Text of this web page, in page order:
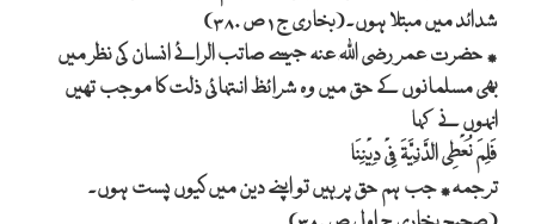
شدائد میں مبتلا ہوں۔(بخاری ج ۱ ص ۳۸۰)
٭ حضرت عمر رضی اللہ عنہ جیسے صاتب الرائے انسان کی نظر میں
بھی مسلمانوں کے حق میں وہ شرائظ انتہائی ذلت کا موجب تھیں
انہوں نے کہا
فَلِمَ نُعْطِی الدَّنِیَّۃَ فِیْ دِیْنِنَا
ترجمہ٭ جب ہم حق پر ہیں تو اپنے دین میں کیوں پست ہوں۔